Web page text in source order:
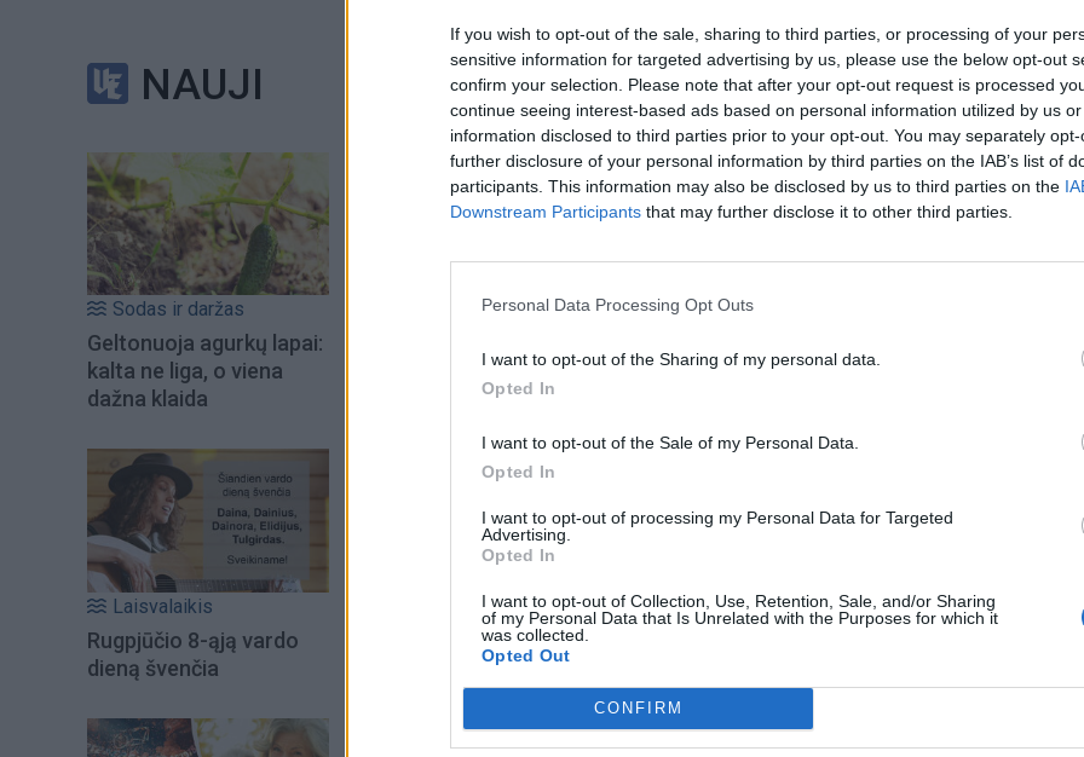
If you wish to opt-out of the sale, sharing to third parties, or processing of your
sensitive information for targeted advertising by us, please use the below opt-out
confirm your selection. Please note that after your opt-out request is processed
continue seeing interest-based ads based on personal information utilized by us
information disclosed to third parties prior to your opt-out. You may separately
further disclosure of your personal information by third parties on the IAB’s list of
participants. This information may also be disclosed by us to third parties on the
Downstream Participants that may further disclose it to other third parties.
Personal Data Processing Opt Outs
I want to opt-out of the Sharing of my personal data.
Opted In
I want to opt-out of the Sale of my Personal Data.
Opted In
I want to opt-out of processing my Personal Data for Targeted
Advertising.
Opted In
I want to opt-out of Collection, Use, Retention, Sale, and/or Sharing
of my Personal Data that Is Unrelated with the Purposes for which it
was collected.
Opted Out
CONFIRM
NAUJI
Sodas ir daržas
Geltonuoja agurkų lapai:
kalta ne liga, o viena
dažna klaida
Laisvalaikis
Rugpjūčio 8-ąją vardo
dieną švenčia
užklausas. „Energijos skirstymo operatorius“ (ESO) informuoja, kad
atsiskaitymas gyventojams prieinamas nuo vasario.
Kol kas domisi vienetai klientų
Nuo šių metų, Seimui gruodį po ilgų diskusijų parlamente priėmus
Šiuo metu skaitomiausi